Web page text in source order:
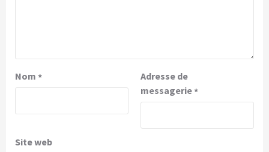
Nom *
Adresse de
messagerie*
Site web